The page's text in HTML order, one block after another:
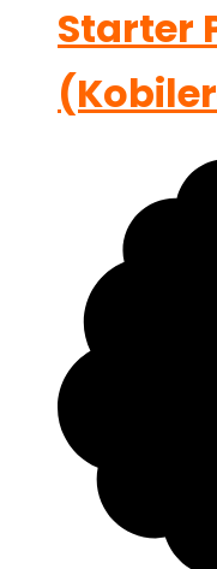
Starter